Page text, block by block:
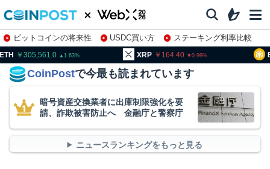
ビットコインの将来性 USDC買い方
ステーキング利率比較
株特集・関連銘柄
1.63 164.40 0.99 BNB
CoinPostで今最も読まれています
暗号資産交換業者に出庫制限強化を要
請、詐欺被害防止へ 金融庁と警察庁
ニュースランキングをもっと見る